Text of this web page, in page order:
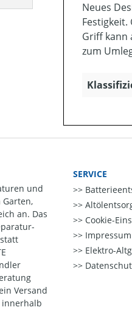
Neues
Griff kann
zum
und
Garten,
an. Das
Versand
innerhalb
SERVICE
Cookie-
Impressum
Elektro-